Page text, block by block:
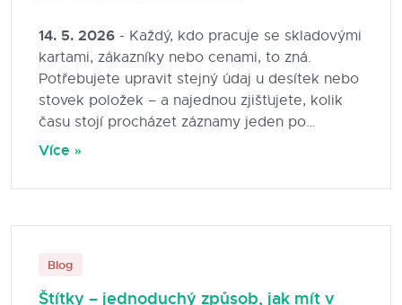
14. 5. 2026 - Každý, kdo pracuje se skladovými
kartami, zákazníky nebo cenami, to zná.
Potřebujete upravit stejný údaj u desítek nebo
stovek položek – a najednou zjišťujete, kolik
času stojí procházet záznamy jeden po
druhém.
Více »
Blog
Štítky – jednoduchý způsob, jak mít v